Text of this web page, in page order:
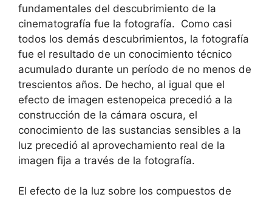
fundamentales del descubrimiento de la
cinematografía fue la fotografía. Como casi
todos los demás descubrimientos, la fotografía
fue el resultado de un conocimiento técnico
acumulado durante un período de no menos de
trescientos años. De hecho, al igual que el
efecto de imagen estenopeica precedió a la
construcción de la cámara oscura, el
conocimiento de las sustancias sensibles a la
luz precedió al aprovechamiento real de la
imagen fija a través de la fotografía.
El efecto de la luz sobre los compuestos de